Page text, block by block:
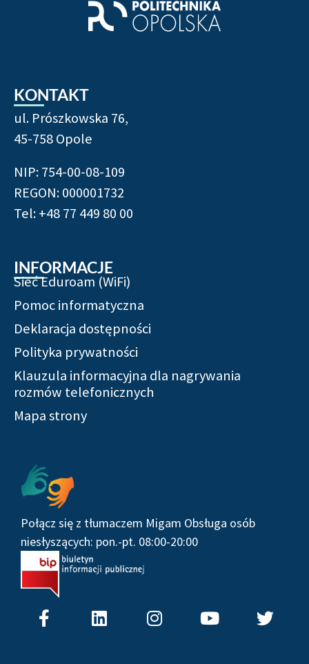
KONTAKT
ul. Prószkowska 76,
45-758 Opole
NIP: 754-00-08-109
REGON: 000001732
Tel: +48 77 449 80 00
INFORMACJE
Sieć Eduroam (WiFi)
Pomoc informatyczna
Deklaracja dostępności
Polityka prywatności
Klauzula informacyjna dla nagrywania
rozmów telefonicznych
Mapa strony
Połącz się z tłumaczem Migam Obsługa osób
niesłyszących: pon.-pt. 08:00-20:00
F
a
L
i
I
n o
T
w